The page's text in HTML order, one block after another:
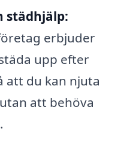
städhjälp:
erbjuder
upp efter
att du kan njuta
att behöva